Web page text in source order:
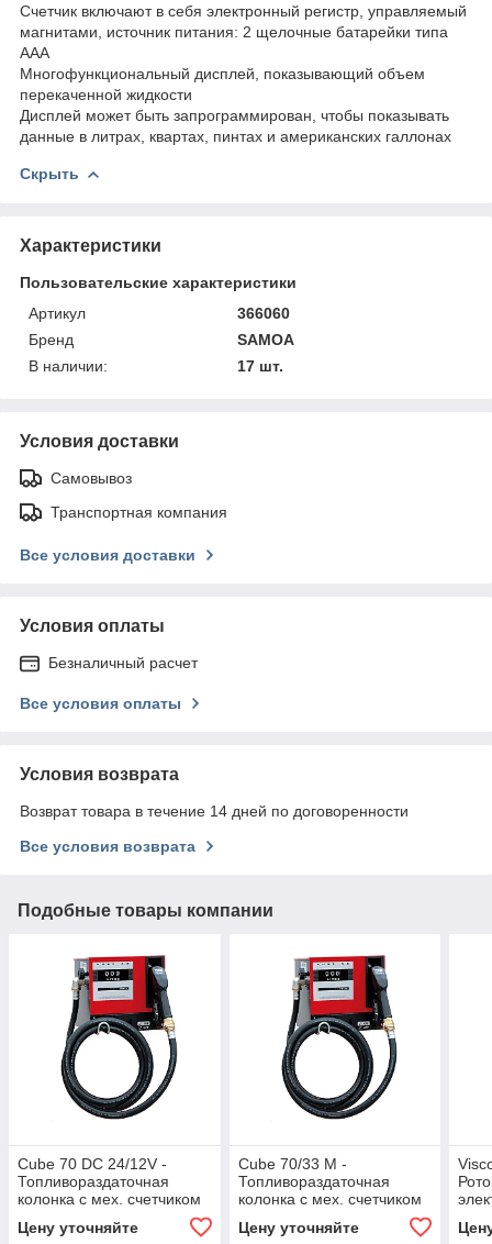
Счетчик включают в себя электронный регистр, управляемый
магнитами, источник питания: 2 щелочные батарейки типа
ААА
Многофункциональный дисплей, показывающий объем
перекаченной жидкости
Дисплей может быть запрограммирован, чтобы показывать
данные в литрах, квартах, пинтах и американских галлонах
Скрыть
Характеристики
Пользовательские характеристики
Артикул
366060
Бренд
SAMOA
В наличии:
17 шт.
Условия доставки
Самовывоз
Транспортная компания
Все условия доставки
Условия оплаты
Безналичный расчет
Все условия оплаты
Условия возврата
Возврат товара в течение 14 дней по договоренности
Все условия возврата
Подобные товары компании
Cube 70 DC 24/12V -
Топливораздаточная
колонка с мех. счетчиком
мин,PIUSI
Цену уточняйте
Cube 70/33 M -
Топливораздаточная
колонка с мех. счетчиком
мин,PIUSI
Цену уточняйте